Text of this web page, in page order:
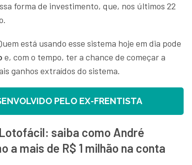
forma de investimento, que, nos últimos 22
está usando esse sistema hoje em dia pode
e, com o tempo, ter a chance de começar a
ganhos extraídos do sistema.
PELO EX-FRENTISTA
saiba como André
a mais de R$ 1 milhão na conta